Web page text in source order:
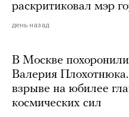
раскритиковал мэр
день назад
В Москве
Валерия
взрыве на юбилее
космических сил